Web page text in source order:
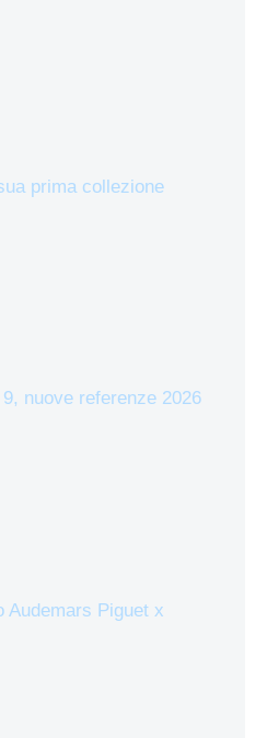
prima collezione
nuove referenze 2026
Audemars Piguet x